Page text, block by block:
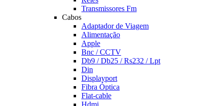
Transmissores Fm
Cabos
Adaptador de Viagem
Alimentação
Apple
Bnc / CCTV
Db9 / Db25 / Rs232 / Lpt
Din
Displayport
Fibra Óptica
Flat-cable
Hdmi